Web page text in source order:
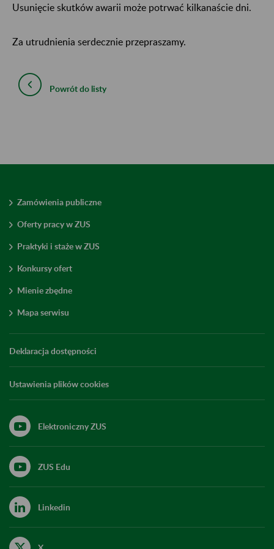
Usunięcie skutków awarii może potrwać kilkanaście dni.
Za utrudnienia serdecznie przepraszamy.
Powrót do listy
Zamówienia publiczne
Oferty pracy w ZUS
Praktyki i staże w ZUS
Konkursy ofert
Mienie zbędne
Mapa serwisu
Deklaracja dostępności
Ustawienia plików cookies
Elektroniczny ZUS
ZUS Edu
Linkedin